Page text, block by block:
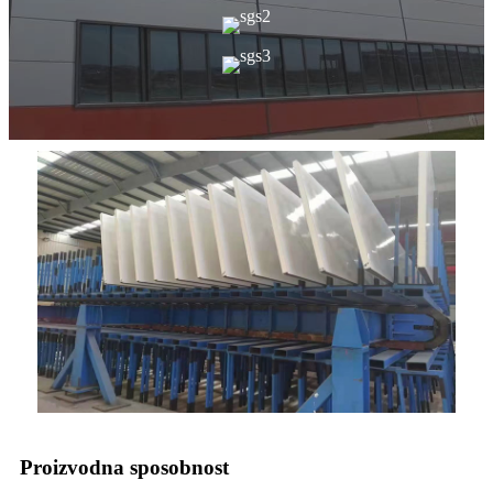
Proizvodna sposobnost